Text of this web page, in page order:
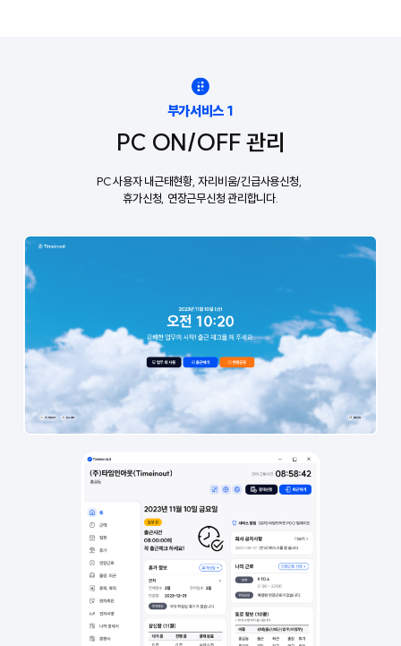
부가서비스 1
PC ON/OFF 관리
PC 사용자 내근태현황, 자리비움/긴급사용신청,
휴가신청, 연장근무신청 관리합니다.